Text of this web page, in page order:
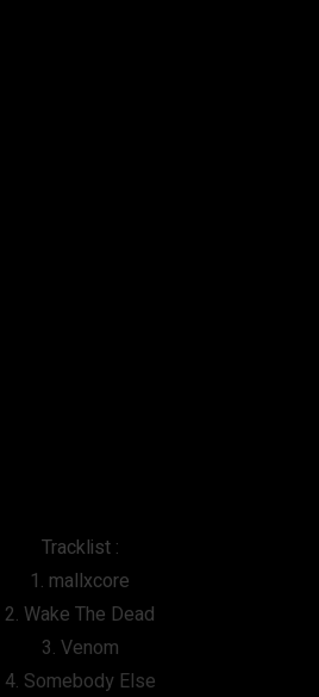
Tracklist :
1. mallxcore
2. Wake The Dead
3. Venom
4. Somebody Else